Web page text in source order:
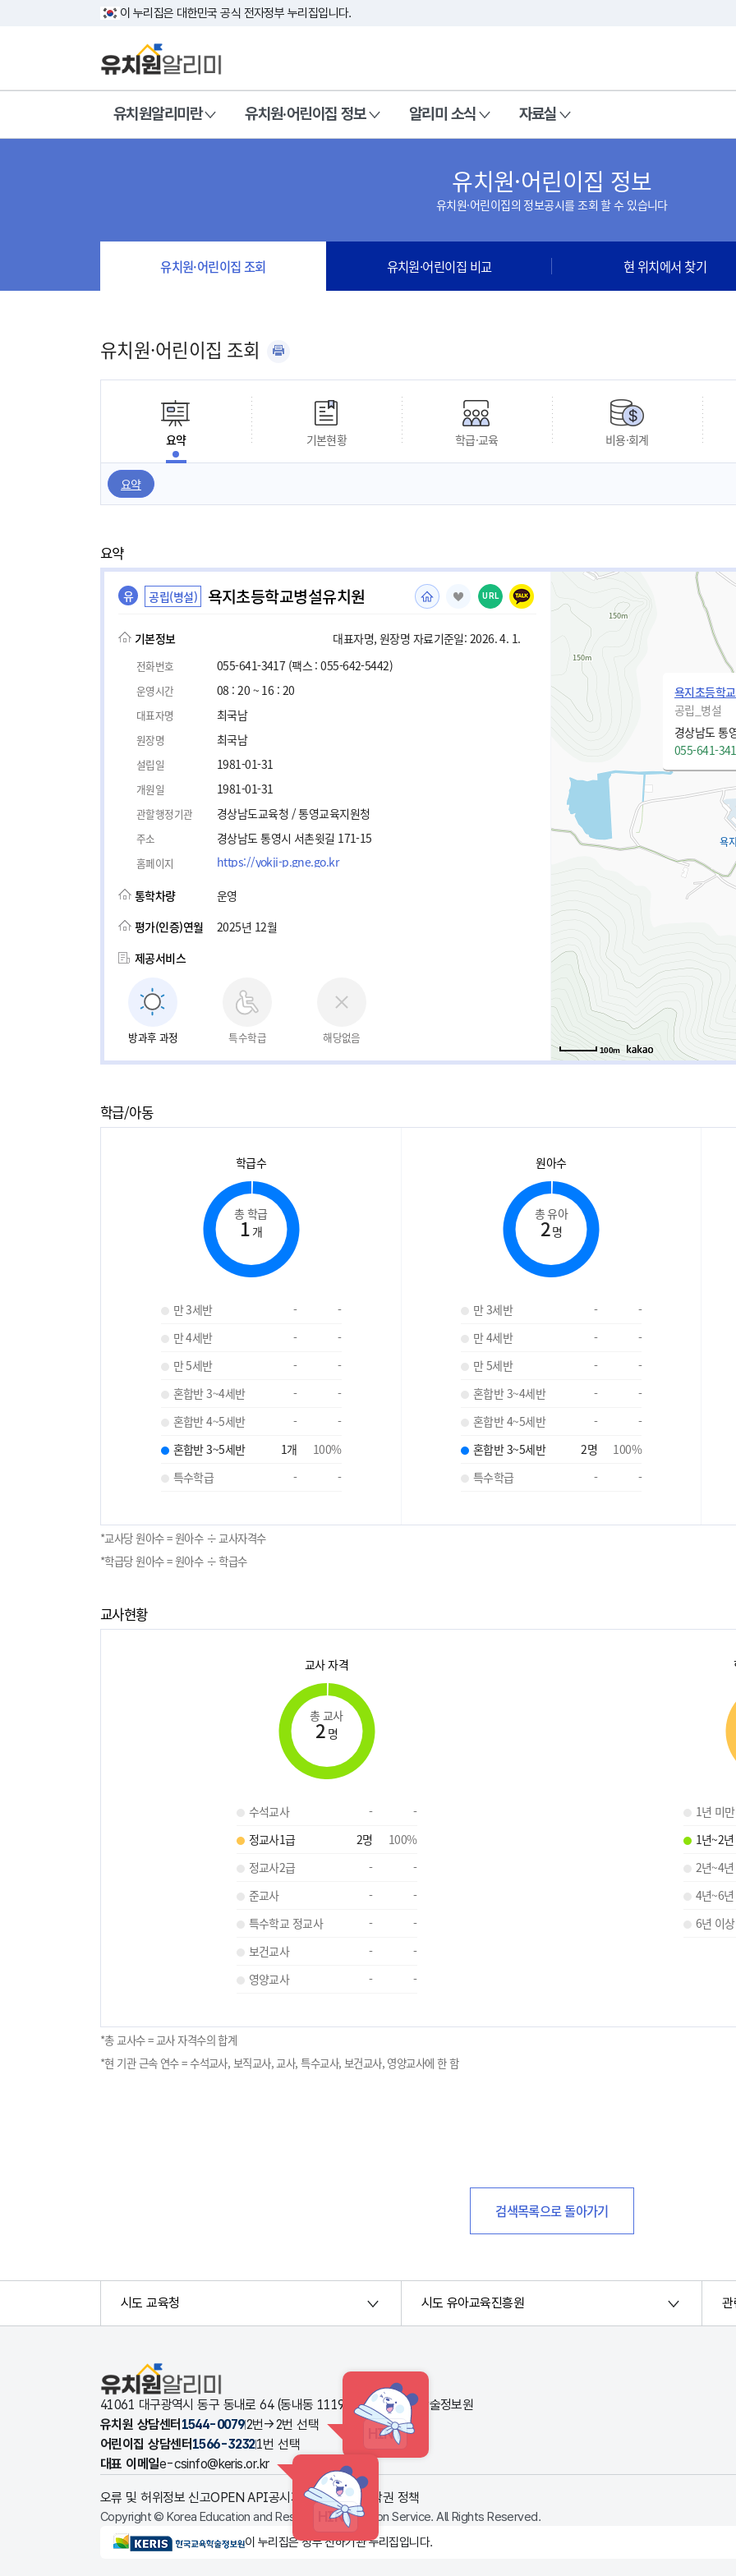
이 누리집은 대한민국 공식 전자정부 누리집입니다.
유치원알리미란 유치원·어린이집 정보 알리미 소식 자료실
유치원·어린이집 정보
유치원·어린이집의 정보공시를 조회 할 수 있습니다
유치원·어린이집 조회 유치원·어린이집 비교 현 위치에서 찾기
유치원·어린이집 조회
요약 기본현황 학급·교육 비용·회계
요약
요약
유 공립(병설) 욕지초등학교병설유치원 URL
기본정보 대표자명, 원장명 자료기준일: 2026. 4. 1.
전화번호 055-641-3417 (팩스 : 055-642-5442)
운영시간 08 : 20 ~ 16 : 20
대표자명 최국남
원장명 최국남
설립일 1981-01-31
개원일 1981-01-31
관할행정기관 경상남도교육청 / 통영교육지원청
주소 경상남도 통영시 서촌윗길 171-15
홈페이지 https://yokji-p.gne.go.kr
통학차량
운영
평가(인증)연월
2025년 12월
제공서비스
방과후 과정 특수학급 해당없음
욕지초등학
공립_병설
경상남도 통
055-641-
100m
학급/아동
학급수
총 학급
1 개
만 3세반 -
-
만 4세반
-
-
만 5세반
-
-
혼합반 3~4세반
-
-
혼합반 4~5세반
-
-
혼합반 3~5세반
1개 100%
특수학급
- -
원아수
총 유아
2명
만 3세반 -
-
만 4세반
-
-
만 5세반
-
-
혼합반 3~4세반
-
-
혼합반 4~5세반
-
-
혼합반 3~5세반
2명 100%
특수학급
- -
*교사당 원아수 = 원아수 ÷ 교사자격수
*학급당 원아수 = 원아수 ÷ 학급수
교사현황
교사 자격
총 교사
2 명
수석교사 -
-
정교사1급
2명 100%
정교사2급
-
-
준교사
-
-
특수학교 정교사
-
-
보건교사
-
-
영양교사
- -
1년 미만
1년~2
2년~4
4년~6
6년 이상
*총 교사수 = 교사 자격수의 합계
*현 기관 근속 연수 = 수석교사, 보직교사, 교사, 특수교사, 보건교사, 영양교사에 한 함
검색목록으로 돌아가기
시도 교육청 시도 유아교육진흥원
유치원알리미
41061 대구광역시 동구 동내로 64 (동내동 1119번지) 한국교육학술정보원
유치원 상담센터 1544-00792번→2번 선택
HINT
어린이집 상담센터 1566-32321번 선택
대표 이메일e-csinfo@keris.or.kr
HINT
오류 및 허위정보 신고OPEN API공시자료 다운로드저작권 정책
Copyright © Korea Education and Research Information Service. All Rights Reserved.
KERIS한국교육학술정보원이 누리집은 정부 산하기관 누리집입니다.